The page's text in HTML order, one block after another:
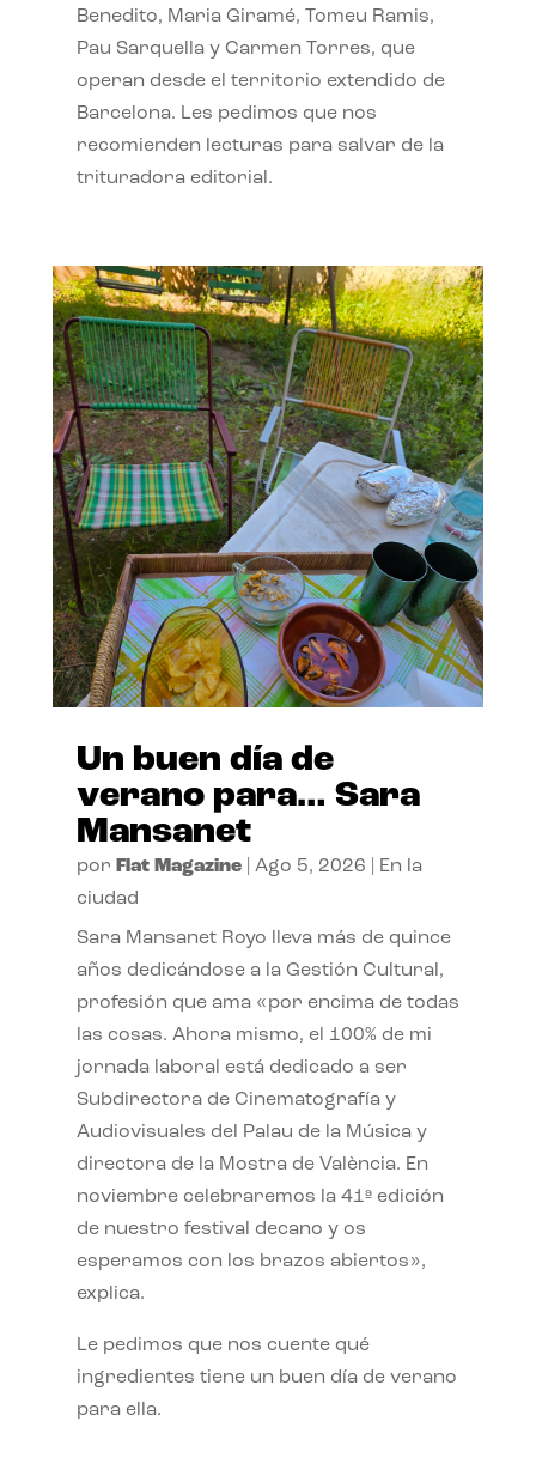
Benedito, Maria Giramé, Tomeu Ramis,
Pau Sarquella y Carmen Torres, que
operan desde el territorio extendido de
Barcelona. Les pedimos que nos
recomienden lecturas para salvar de la
trituradora editorial.
Un buen día de
verano para… Sara
Mansanet
por Flat Magazine| Ago 5, 2026
En la
ciudad
Sara Mansanet Royo lleva más de quince
años dedicándose a la Gestión Cultural,
profesión que ama «por encima de todas
las cosas. Ahora mismo, el 100% de mi
jornada laboral está dedicado a ser
Subdirectora de Cinematografía y
Audiovisuales del Palau de la Música y
directora de la Mostra de València. En
noviembre celebraremos la 41ª edición
de nuestro festival decano y os
esperamos con los brazos abiertos»,
explica.
Le pedimos que nos cuente qué
ingredientes tiene un buen día de verano
para ella.